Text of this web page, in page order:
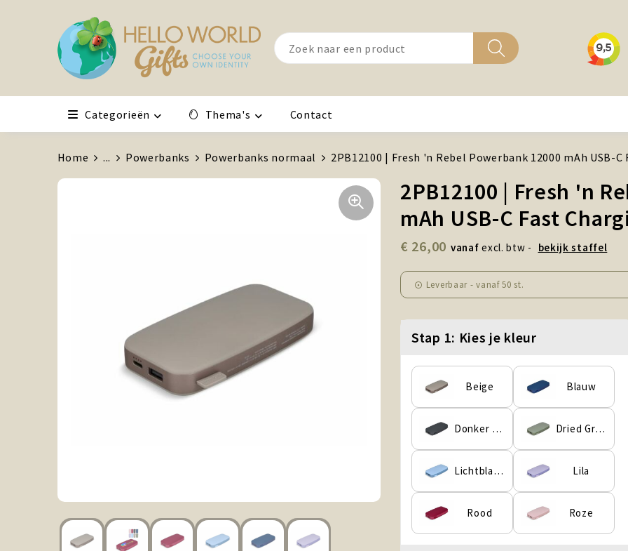
Categorieën Thema's Contact
Home ... Powerbanks Powerbanks normaal 2PB12100 | Fresh 'n Rebel Powerbank 12000 mAh USB-C
2PB12100 | Fresh 'n
mAh USB-C Fast
€ 26,00 vanaf excl. btw - bekijk staffel
Leverbaar -vanaf50 st.
Stap 1: Kies je kleur
Beige Blauw
Donker Grijs Dried Green
Lichtblauw Lila
Rood Roze